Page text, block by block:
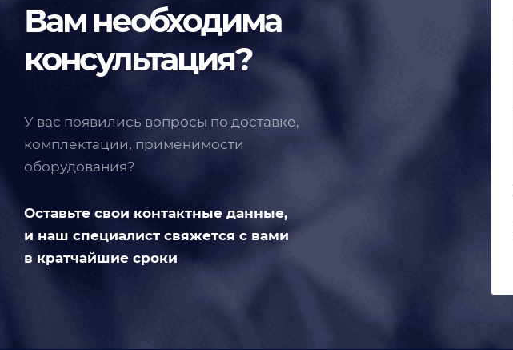
Вам необходима
консультация?
У вас появились вопросы по доставке,
комплектации, применимости
оборудования?
Оставьте свои контактные данные,
и наш специалист свяжется с вами
в кратчайшие сроки